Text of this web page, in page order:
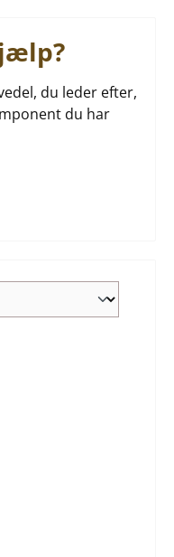
du leder efter,
du har